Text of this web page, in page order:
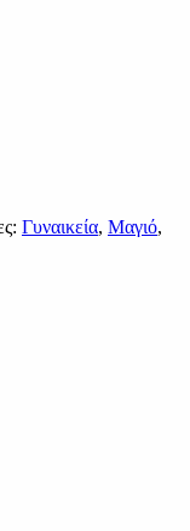
Γυναικεία, Μαγιό,